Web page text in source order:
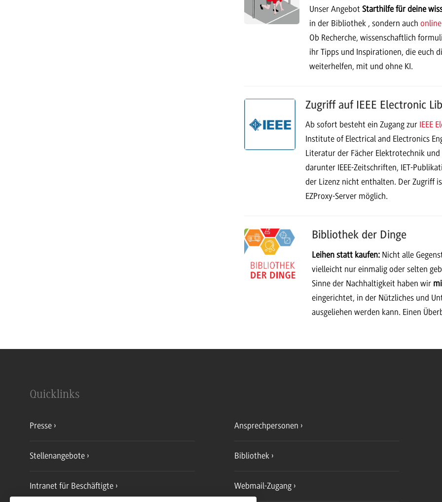
Unser AngebotStarthilfe für deine
in der Bibliothek , sondern auch
Ob Recherche, wissenschaftlich
ihr Tipps und Inspirationen, die euch
weiterhelfen, mit und ohne KI.
Zugriff auf IEEE Electronic
Ab sofort besteht ein Zugang zur IEEE
Institute of Electrical and Electronics
Literatur der Fächer Elektrotechnik
darunter IEEE-Zeitschriften, IET-
der Lizenz nicht enthalten. Der Zugriff
EZProxy-Server möglich.
Bibliothek der Dinge
Leihen statt kaufen: Nicht alle
vielleicht nur einmalig oder selten
Sinne der Nachhaltigkeit haben wir
eingerichtet, in der Nützliches und
ausgeliehen werden kann. Einen
Quicklinks
Presse Ansprechpersonen
Stellenangebote Bibliothek
Intranet für Beschäftigte Webmail-Zugang